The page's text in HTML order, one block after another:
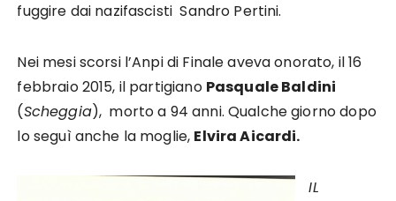
fuggire dai nazifascisti Sandro Pertini.
Nei mesi scorsi l’Anpi di Finale aveva onorato, il 16
febbraio 2015, il partigiano Pasquale Baldini
(Scheggia), morto a 94 anni. Qualche giorno dopo
lo seguì anche la moglie, Elvira Aicardi.
IL